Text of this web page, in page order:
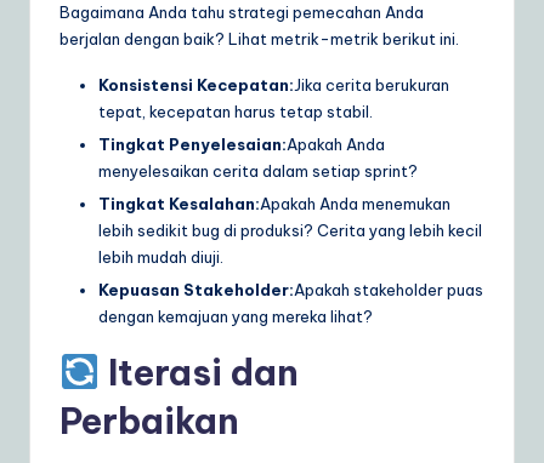
Bagaimana Anda tahu strategi pemecahan Anda
berjalan dengan baik? Lihat metrik-metrik berikut ini.
Konsistensi Kecepatan:Jika cerita berukuran
tepat, kecepatan harus tetap stabil.
Tingkat Penyelesaian:Apakah Anda
menyelesaikan cerita dalam setiap sprint?
Tingkat Kesalahan:Apakah Anda menemukan
lebih sedikit bug di produksi? Cerita yang lebih kecil
lebih mudah diuji.
Kepuasan Stakeholder:Apakah stakeholder puas
dengan kemajuan yang mereka lihat?
Iterasi dan
Perbaikan